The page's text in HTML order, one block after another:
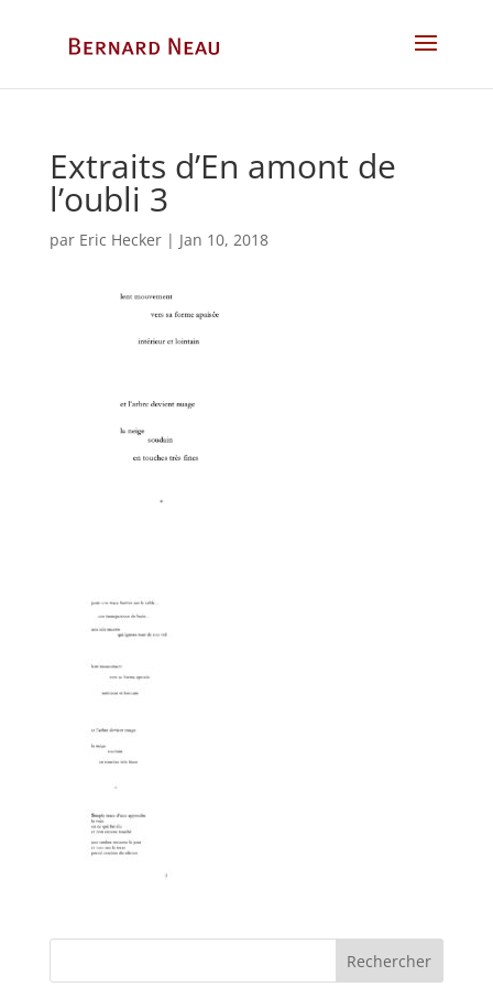
Extraits d’En amont de
l’oubli 3
par Eric Hecker| Jan 10, 2018